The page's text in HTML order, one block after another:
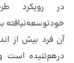
در رویکرد
خودتوسعه‌نیافته
آن فرد بیش از
درهم‌تنیده